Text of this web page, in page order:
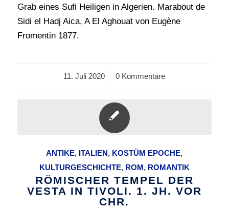
Grab eines Sufi Heiligen in Algerien. Marabout de
Sidi el Hadj Aica, A El Aghouat von Eugène
Fromentin 1877.
11. Juli 2020
/ 0 Kommentare
ANTIKE, ITALIEN, KOSTÜM EPOCHE,
KULTURGESCHICHTE, ROM, ROMANTIK
RÖMISCHER TEMPEL DER
VESTA IN TIVOLI. 1. JH. VOR
CHR.